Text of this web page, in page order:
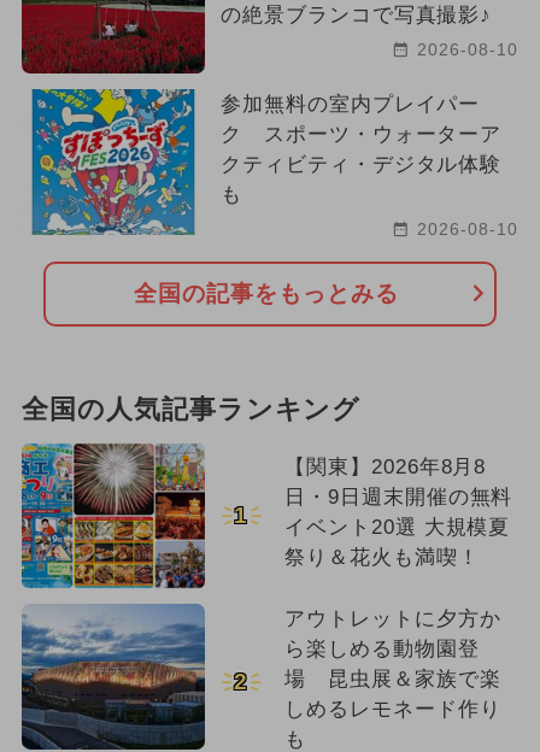
の絶景ブランコで写真撮影♪
2026-08-10
参加無料の室内プレイパー
ク スポーツ・ウォーターア
クティビティ・デジタル体験
も
2026-08-10
全国の記事をもっとみる
全国の人気記事ランキング
1
【関東】2026年8月8
日・9日週末開催の無料
イベント20選 大規模夏
祭り＆花火も満喫！
2
アウトレットに夕方か
ら楽しめる動物園登
場 昆虫展＆家族で楽
しめるレモネード作り
も